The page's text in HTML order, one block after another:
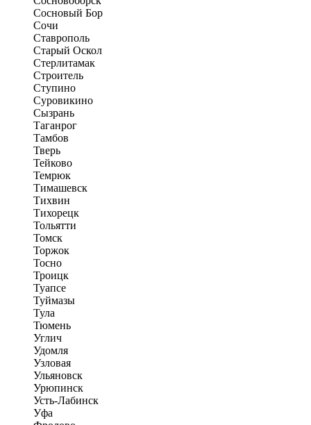
Сосновый Бор
Сочи
Ставрополь
Старый Оскол
Стерлитамак
Строитель
Ступино
Суровикино
Сызрань
Таганрог
Тамбов
Тверь
Тейково
Темрюк
Тимашевск
Тихвин
Тихорецк
Тольятти
Томск
Торжок
Тосно
Троицк
Туапсе
Туймазы
Тула
Тюмень
Углич
Удомля
Узловая
Ульяновск
Урюпинск
Усть-Лабинск
Уфа